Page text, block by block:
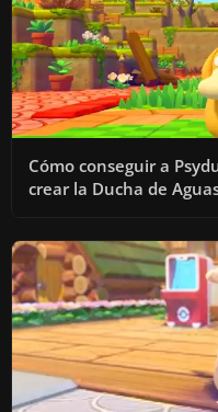
Cómo conseguir a
crear la Ducha de